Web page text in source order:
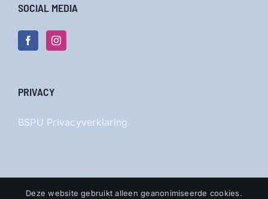
SOCIAL MEDIA
PRIVACY
BSPU Privacyverklaring
Deze website gebruikt alleen geanonimiseerde cookies.